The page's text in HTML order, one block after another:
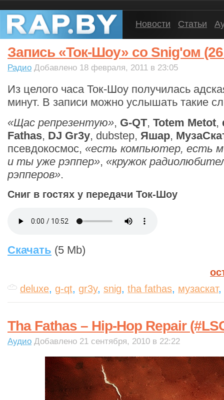
Новости Статьи
Запись «Ток-Шоу» со Snig'ом
Радио Добавлено 18 февраля, 2011 в 23:05
Из целого часа Ток-Шоу получилась
минут. В записи можно услышать такие
«Щас репрезентую», G-QT, Totem Metot,
Fathas, DJ Gr3y, dubstep, Яшар,
псевдокосмос, «есть компьютер, есть
и ты уже рэппер», «кружок
рэпперов».
Сниг в гостях у передачи Ток-Шоу
Скачать (5 Mb)
deluxe, g-qt, gr3y, snig, tha fathas, музаскат,
Tha Fathas – Hip-Hop Repair
Аудио Добавлено 21 сентября, 2010 в 22:22